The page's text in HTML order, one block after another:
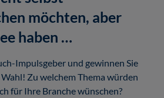
möchten, aber
haben …
Impulsgeber und gewinnen Sie
Zu welchem Thema würden
für Ihre Branche wünschen?